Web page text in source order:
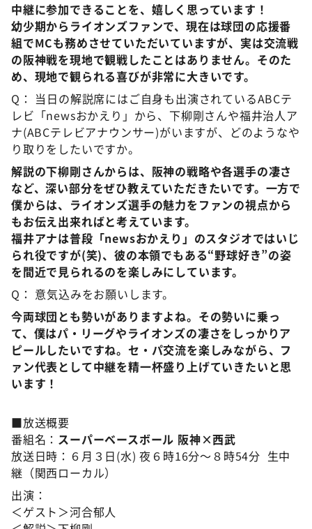
中継に参加できることを、嬉しく思っています！
幼少期からライオンズファンで、現在は球団の応援番
組でMCも務めさせていただいていますが、実は交流戦
の阪神戦を現地で観戦したことはありません。そのた
め、現地で観られる喜びが非常に大きいです。
Q： 当日の解説席にはご自身も出演されているABCテ
レビ「newsおかえり」から、下柳剛さんや福井治人ア
ナ(ABCテレビアナウンサー)がいますが、どのようなや
り取りをしたいですか。
解説の下柳剛さんからは、阪神の戦略や各選手の凄さ
など、深い部分をぜひ教えていただきたいです。一方で
僕からは、ライオンズ選手の魅力をファンの視点から
もお伝え出来ればと考えています。
福井アナは普段「newsおかえり」のスタジオではいじ
られ役ですが(笑)、彼の本領でもある“野球好き”の姿
を間近で見られるのを楽しみにしています。
Q： 意気込みをお願いします。
今両球団とも勢いがありますよね。その勢いに乗っ
て、僕はパ・リーグやライオンズの凄さをしっかりア
ピールしたいですね。セ・パ交流を楽しみながら、フ
ァン代表として中継を精一杯盛り上げていきたいと思
います！
■放送概要
番組名： スーパーベースボール 阪神×西武
放送日時：６月３日(水) 夜６時16分～８時54分 生中
継（関西ローカル）
出演：
＜ゲスト＞河合郁人